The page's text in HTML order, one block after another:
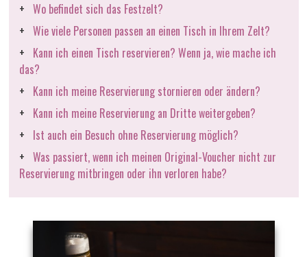
Wo befindet sich das Festzelt?
Wie viele Personen passen an einen Tisch in Ihrem Zelt?
Kann ich einen Tisch reservieren? Wenn ja, wie mache ich
das?
Kann ich meine Reservierung stornieren oder ändern?
Kann ich meine Reservierung an Dritte weitergeben?
Ist auch ein Besuch ohne Reservierung möglich?
Was passiert, wenn ich meinen Original-Voucher nicht zur
Reservierung mitbringen oder ihn verloren habe?